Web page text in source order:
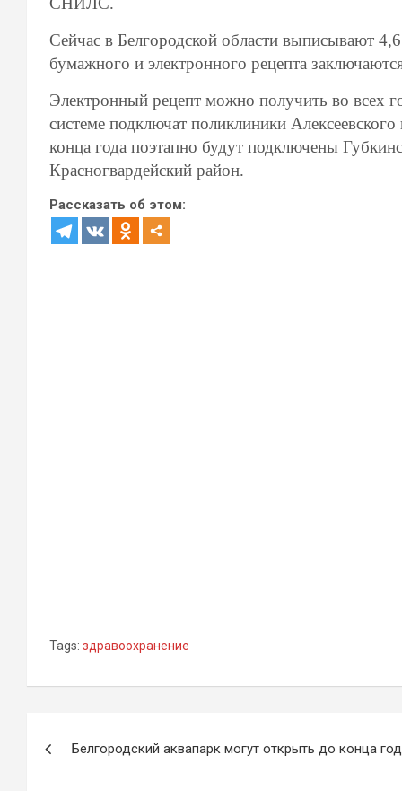
Сейчас в Белгородской области выписывают
бумажного и электронного рецепта
Электронный рецепт можно получить во всех
системе подключат поликлиники
конца года поэтапно будут подключены
Красногвардейский район.
Рассказать об этом:
Tags: здравоохранение
Белгородский аквапарк могут открыть до конца